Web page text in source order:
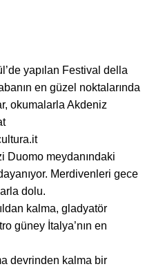
yapılan Festival della
en güzel noktalarında
okumalarla Akdeniz
Duomo meydanındaki
Merdivenleri gece
dolu.
kalma, gladyatör
güney İtalya’nın en
devrinden kalma bir